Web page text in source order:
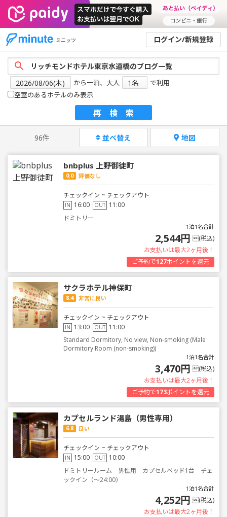
ミニッツ ログイン/新規登録
から一泊、大人
で利用
空室のあるホテルのみ表示
再検索
96件 並べ替え 地図
bnbplus 上野御徒町
0.0 評価なし
チェックイン ~ チェックアウト
IN 16:00 OUT 11:00
ドミトリー
1泊1名合計
2,544円 (税込)
お支払いは最大2ヶ月後！
ご予約で127ポイントを還元
サクラホテル神保町
8.4 非常に良い
チェックイン ~ チェックアウト
IN 13:00 OUT 11:00
Standard Dormitory, No view, Non-smoking (Male
Dormitory Room (non-smoking))
1泊1名合計
3,470円 (税込)
お支払いは最大2ヶ月後！
ご予約で173ポイントを還元
カプセルランド湯島（男性専用）
6.8 良い
チェックイン ~ チェックアウト
IN 15:00 OUT 10:00
ドミトリールーム 男性用 カプセルベッド1台 チェ
ックイン（～24:00）
1泊1名合計
4,252円 (税込)
お支払いは最大2ヶ月後！